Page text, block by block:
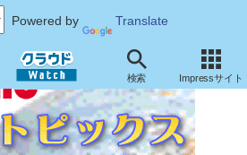
Powered by Translate
検索 Impressサイト